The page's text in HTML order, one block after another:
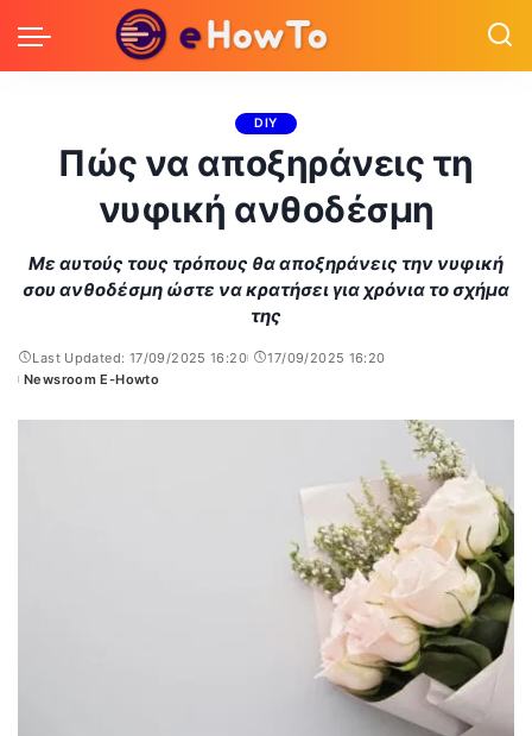
DIY
Πώς να αποξηράνεις τη
νυφική ανθοδέσμη
Με αυτούς τους τρόπους θα αποξηράνεις την νυφική
σου ανθοδέσμη ώστε να κρατήσει για χρόνια το σχήμα
της
Last Updated: 17/09/2025 16:20
17/09/2025 16:20
Posted
Newsroom E-Howto